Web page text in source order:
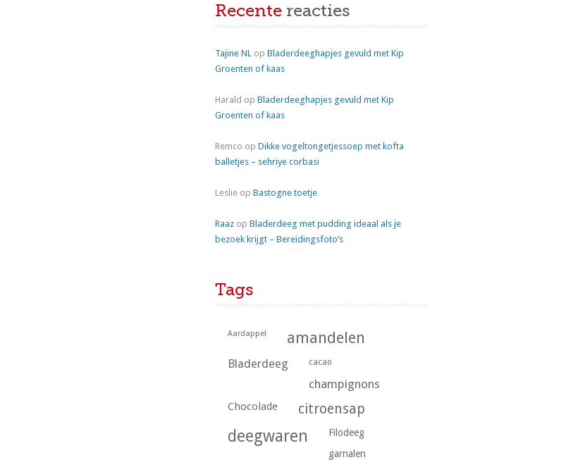
Recente reacties
Tajine NL op Bladerdeeghapjes gevuld met Kip
Groenten of kaas
Harald op Bladerdeeghapjes gevuld met Kip
Groenten of kaas
Remco op Dikke vogeltongetjessoep met kofta
balletjes – sehriye corbasi
Leslie op Bastogne toetje
Raaz op Bladerdeeg met pudding ideaal als je
bezoek krijgt – Bereidingsfoto’s
Tags
Aardappel amandelen
Bladerdeeg cacao
champignons
Chocolade citroensap
deegwaren
Filodeeg
garnalen